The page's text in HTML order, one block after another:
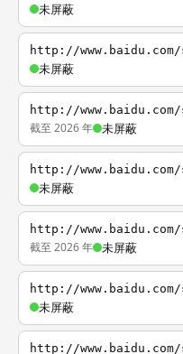
未屏蔽
http://www.baidu.com/
未屏蔽
http://www.baidu.com/
截至 2026 年 未屏蔽
http://www.baidu.com/
未屏蔽
http://www.baidu.com/
截至 2026 年 未屏蔽
http://www.baidu.com/
未屏蔽
http://www.baidu.com/